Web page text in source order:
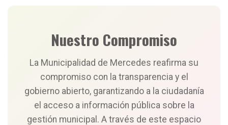
Nuestro Compromiso
La Municipalidad de Mercedes reafirma su
compromiso con la transparencia y el
gobierno abierto, garantizando a la ciudadanía
el acceso a información pública sobre la
gestión municipal. A través de este espacio